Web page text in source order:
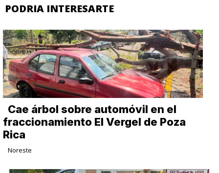
PODRIA INTERESARTE
Cae árbol sobre automóvil en el
fraccionamiento El Vergel de Poza
Rica
Noreste